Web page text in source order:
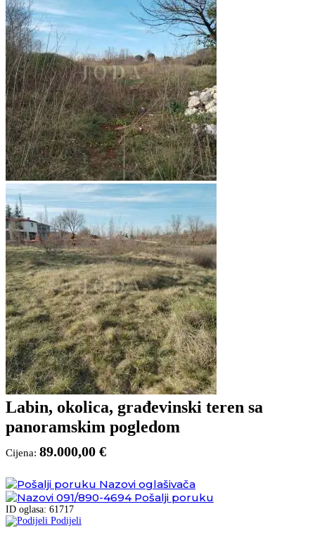
Labin, okolica, građevinski teren sa
panoramskim pogledom
Cijena: 89.000,00 €
Nazovi oglašivača
091/890-4694 Pošalji poruku
ID oglasa: 61717
Podijeli